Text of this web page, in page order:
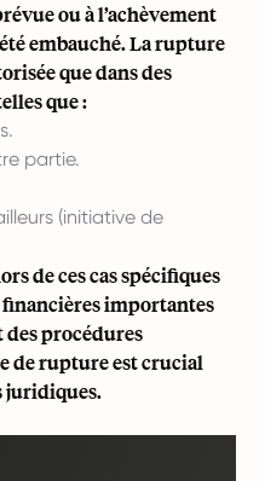
ou à l’achèvement
embauché. La rupture
que dans des
que :
partie.
(initiative de
de ces cas spécifiques
importantes
des procédures
de rupture est crucial
juridiques.